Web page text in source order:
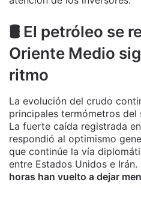
🛢️ El petróleo se
Oriente Medio
ritmo
La evolución del crudo
principales termómetros
La fuerte caída registrada
respondió al optimismo
que continúe la vía
entre Estados Unidos e Irán.
horas han vuelto a dejar